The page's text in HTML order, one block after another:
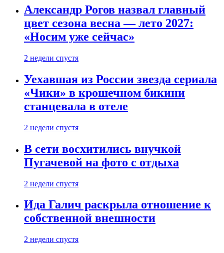
Александр Рогов назвал главный
цвет сезона весна — лето 2027:
«Носим уже сейчас»
2 недели спустя
Уехавшая из России звезда сериала
«Чики» в крошечном бикини
станцевала в отеле
2 недели спустя
В сети восхитились внучкой
Пугачевой на фото с отдыха
2 недели спустя
Ида Галич раскрыла отношение к
собственной внешности
2 недели спустя